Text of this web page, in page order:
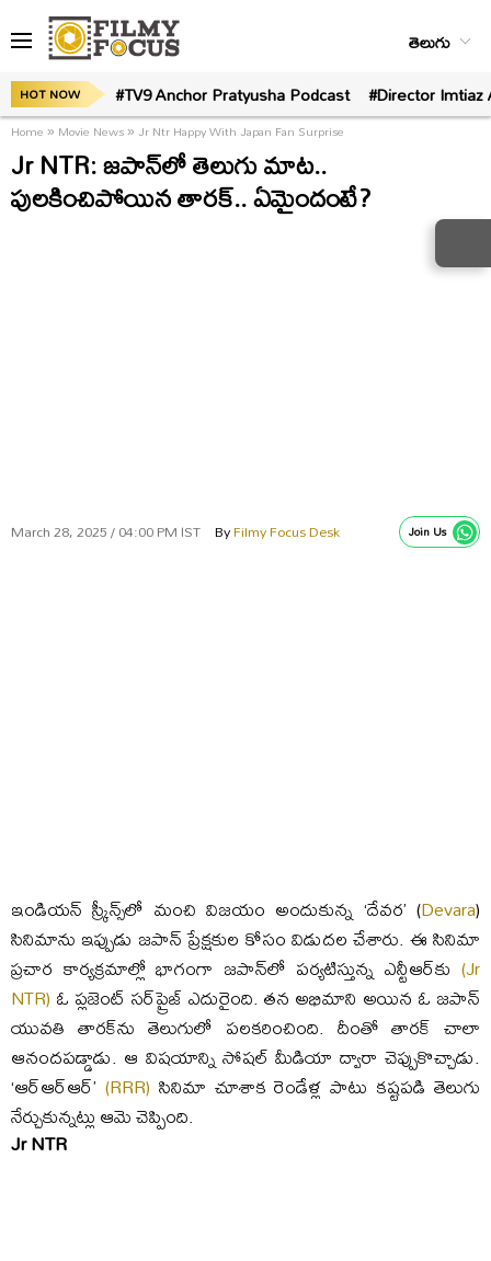
తెలుగు
HOT NOW #TV9 Anchor Pratyusha Podcast #Director
Home» Movie News» Jr Ntr Happy With Japan Fan Surprise
Jr NTR: జపాన్‌లో తెలుగు మాట..
పులకించిపోయిన తారక్‌.. ఏమైందంటే?
March 28, 2025 / 04:00 PM IST ByFilmy Focus Desk Join Us
ఇండియన్‌ స్క్రీన్స్‌లో మంచి విజయం అందుకున్న ‘దేవర’ (Devara)
సినిమాను ఇప్పుడు జపాన్ ప్రేక్షకుల కోసం విడుదల చేశారు. ఈ సినిమా
ప్రచార కార్యక్రమాల్లో భాగంగా జపాన్‌లో పర్యటిస్తున్న ఎన్టీఆర్‌కు (Jr
NTR) ఓ ప్లజెంట్‌ సర్‌ప్రైజ్‌ ఎదురైంది. తన అభిమాని అయిన ఓ జపాన్‌
యువతి తారక్‌ను తెలుగులో పలకరించింది. దీంతో తారక్‌ చాలా
ఆనందపడ్డాడు. ఆ విషయాన్ని సోషల్‌ మీడియా ద్వారా చెప్పుకొచ్చాడు.
‘ఆర్‌ఆర్‌ఆర్‌’ (RRR) సినిమా చూశాక రెండేళ్ల పాటు కష్టపడి తెలుగు
నేర్చుకున్నట్లు ఆమె చెప్పింది.
Jr NTR